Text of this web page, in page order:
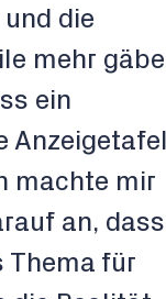
die
mehr gäbe
ein
Anzeigetafel
machte mir
an, dass
Thema für